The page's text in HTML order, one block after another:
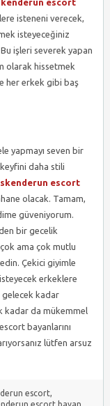
escort
isteneni verecek,
isteyeceğiniz
işleri severek yapan
olarak hissetmek
her erkek gibi baş
yapmayı seven bir
keyfini daha stili
escort
olacak. Tamam,
güveniyorum.
bir gecelik
ama çok mutlu
Çekici giyimle
erkeklere
gelecek kadar
kadar da mükemmel
bayanlarını
lütfen arsuz
escort,